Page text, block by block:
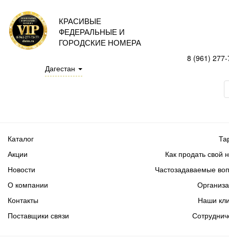
КРАСИВЫЕ
ФЕДЕРАЛЬНЫЕ И
ГОРОДСКИЕ НОМЕРА
Дагестан
8 (961)
Каталог
Акции
Новости
Как продать свой
Частозадаваемые
О компании
Контакты
Поставщики связи
Наши